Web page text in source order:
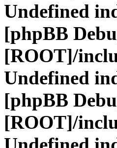
Undefined
[phpBB
[ROOT]/
Undefined
[phpBB
[ROOT]/